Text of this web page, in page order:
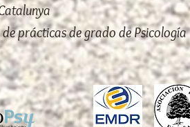
prácticas de grado de Psicología